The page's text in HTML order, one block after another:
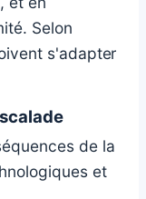
Selon
s'adapter
de la
et